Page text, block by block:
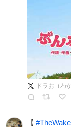
ドラお（わ
【 #